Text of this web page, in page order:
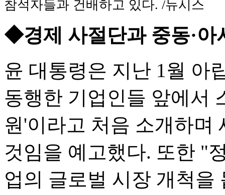
참석자들과 건배하고 있다. /뉴시스
◆경제 사절단과 중동·아
윤 대통령은 지난 1월 아
동행한 기업인들 앞에서
원'이라고 처음 소개하며
것임을 예고했다. 또한 "
업의 글로벌 시장 개척